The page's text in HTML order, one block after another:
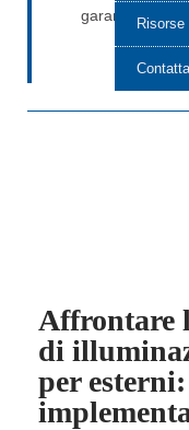
Risorse
garantire il
Affrontare
di
per